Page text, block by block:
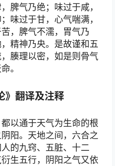
脾气乃绝；味过于咸，
味过于甘，心气喘满，
，脾气不濡，胃气乃
精神乃央。是故谨和五
腠理以密，如是则骨气
。
》翻译及注释
以通于天气为生命的根
阳。天地之间，六合之
的九窍、五脏、十二
生五行，阴阳之气又依